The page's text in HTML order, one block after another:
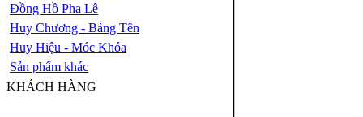
Đồng Hồ Pha Lê
Huy Chương - Bảng Tên
Huy Hiệu - Móc Khóa
Sản phẩm khác
KHÁCH HÀNG